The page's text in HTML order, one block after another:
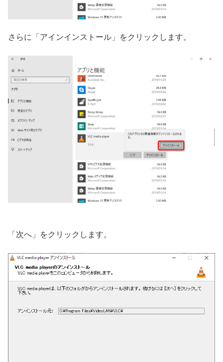
さらに「アインインストール」をクリックします。
「次へ」をクリックします。